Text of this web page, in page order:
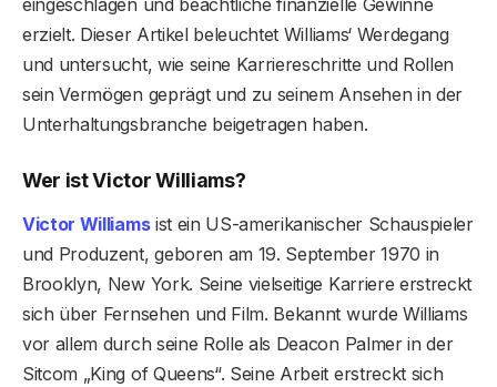
erzielt. Dieser Artikel beleuchtet Williams‘ Werdegang
und untersucht, wie seine Karriereschritte und Rollen
sein Vermögen geprägt und zu seinem Ansehen in der
Unterhaltungsbranche beigetragen haben.
Wer ist Victor Williams?
Victor Williamsist ein US-amerikanischer Schauspieler
und Produzent, geboren am 19. September 1970 in
Brooklyn, New York. Seine vielseitige Karriere erstreckt
sich über Fernsehen und Film. Bekannt wurde Williams
vor allem durch seine Rolle als Deacon Palmer in der
Sitcom „King of Queens“. Seine Arbeit erstreckt sich